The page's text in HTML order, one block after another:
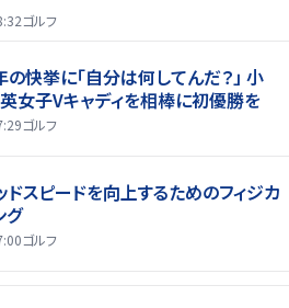
ゴルフ
の快挙に「自分は何してんだ？」 小
女子Vキャディを相棒に初優勝を
ゴルフ
ドスピードを向上するためのフィジカ
グ
ゴルフ